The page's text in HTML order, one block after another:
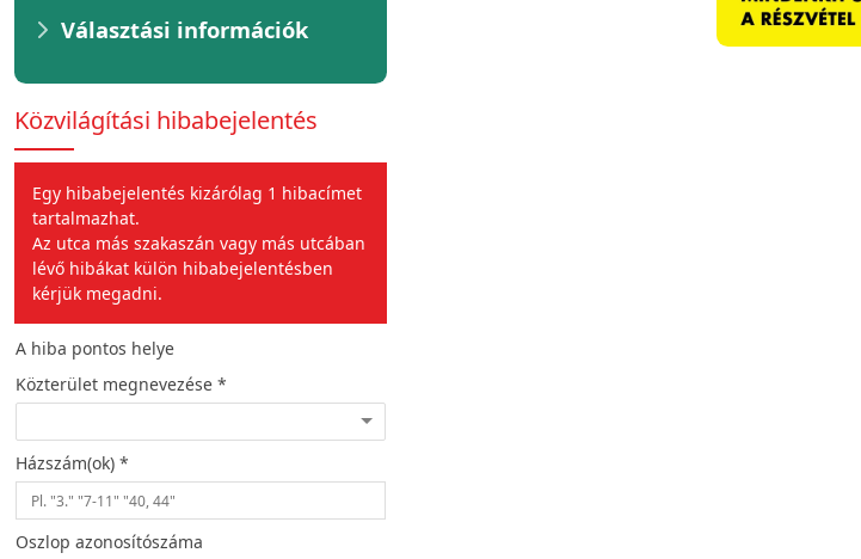
Választási információk
Közvilágítási hibabejelentés
Egy hibabejelentés kizárólag 1 hibacímet
tartalmazhat.
Az utca más szakaszán vagy más utcában
lévő hibákat külön hibabejelentésben
kérjük megadni.
A hiba pontos helye
Közterület megnevezése *
Házszám(ok) *
Oszlop azonosítószáma